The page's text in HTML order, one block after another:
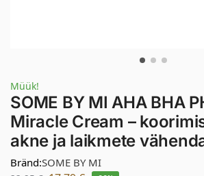
Müük!
SOME BY MI AHA BHA
Miracle Cream –
akne ja laikmete
Bränd:SOME BY MI